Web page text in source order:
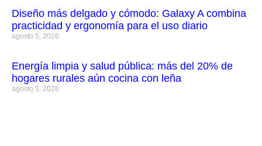
Diseño más delgado y cómodo: Galaxy A combina
practicidad y ergonomía para el uso diario
agosto 5, 2026
Energía limpia y salud pública: más del 20% de
hogares rurales aún cocina con leña
agosto 5, 2026